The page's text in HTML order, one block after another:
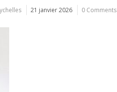
21 janvier 2026 0 Comments